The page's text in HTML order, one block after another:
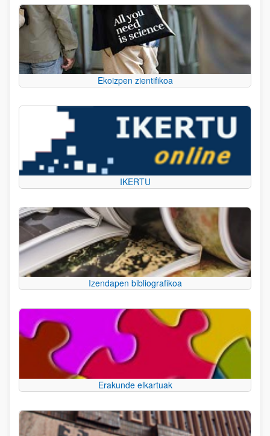
Ekoizpen zientifikoa
IKERTU
Izendapen bibliografikoa
Erakunde elkartuak